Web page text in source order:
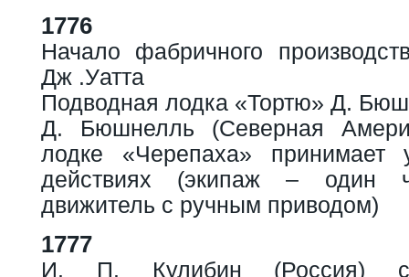
1776
Начало фабричного
Дж .Уатта
Подводная лодка «Тортю» Д.
Д. Бюшнелль (Северная
лодке «Черепаха» принимает
действиях (экипаж – один
движитель с ручным приводом)
1777
И. П. Кулибин (Россия)